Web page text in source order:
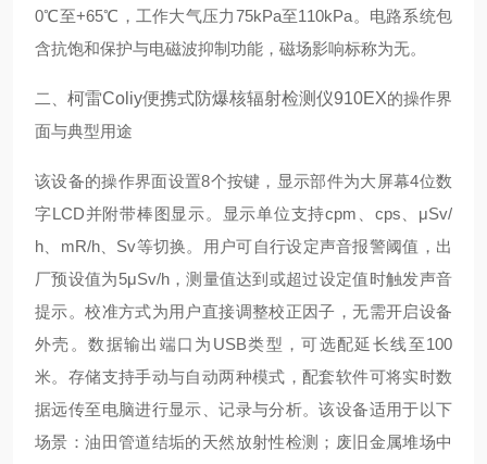
0℃至+65℃，工作大气压力75kPa至110kPa。电路系统包
含抗饱和保护与电磁波抑制功能，磁场影响标称为无。
二、 柯雷Coliy便携式防爆核辐射检测仪910EX的操作界
面与典型用途
该设备的操作界面设置8个按键，显示部件为大屏幕4位数
字LCD并附带棒图显示。显示单位支持cpm、cps、μSv/
h、mR/h、Sv等切换。用户可自行设定声音报警阈值，出
厂预设值为5μSv/h，测量值达到或超过设定值时触发声音
提示。校准方式为用户直接调整校正因子，无需开启设备
外壳。数据输出端口为USB类型，可选配延长线至100
米。存储支持手动与自动两种模式，配套软件可将实时数
据远传至电脑进行显示、记录与分析。该设备适用于以下
场景：油田管道结垢的天然放射性检测；废旧金属堆场中